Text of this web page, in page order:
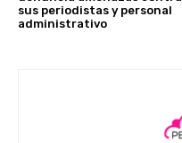
sus periodistas y personal
administrativo